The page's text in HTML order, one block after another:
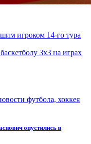
игроком 14-го тура
3х3 на играх
футбола, хоккея
опустились в